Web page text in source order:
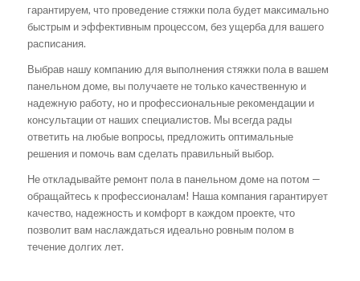
гарантируем, что проведение стяжки пола будет максимально
быстрым и эффективным процессом, без ущерба для вашего
расписания.
Выбрав нашу компанию для выполнения стяжки пола в вашем
панельном доме, вы получаете не только качественную и
надежную работу, но и профессиональные рекомендации и
консультации от наших специалистов. Мы всегда рады
ответить на любые вопросы, предложить оптимальные
решения и помочь вам сделать правильный выбор.
Не откладывайте ремонт пола в панельном доме на потом —
обращайтесь к профессионалам! Наша компания гарантирует
качество, надежность и комфорт в каждом проекте, что
позволит вам наслаждаться идеально ровным полом в
течение долгих лет.